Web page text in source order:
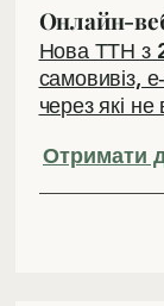
Онлайн-
Нова ТТН з
самовивіз,
через які
Отримати